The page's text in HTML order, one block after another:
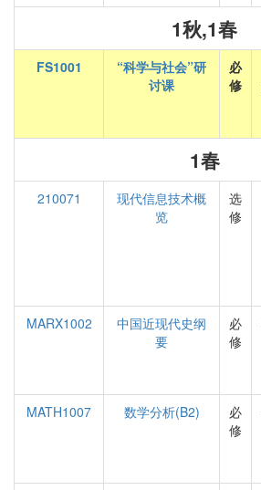
1秋,1春
FS1001
“科学与社会”研
讨课
必
修
1春
210071
现代信息技术概
览
选
修
MARX1002
中国近现代史纲
要
必
修
MATH1007
数学分析(B2)
必
修